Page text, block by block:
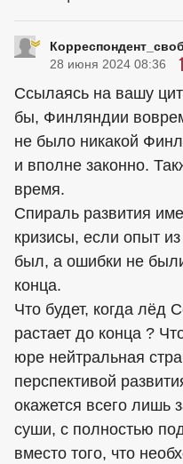
28 июня 2024 08:36
Ссылаясь на вашу
бы, Финляндии
не было никакой
и вполне законно.
время.
Спираль развития
кризисы, если опыт
был, а ошибки не
конца.
Что будет, когда лёд
растает до конца ?
юре нейтральная
перспективой
окажется всего лишь
суши, с полностью
вместо того, что